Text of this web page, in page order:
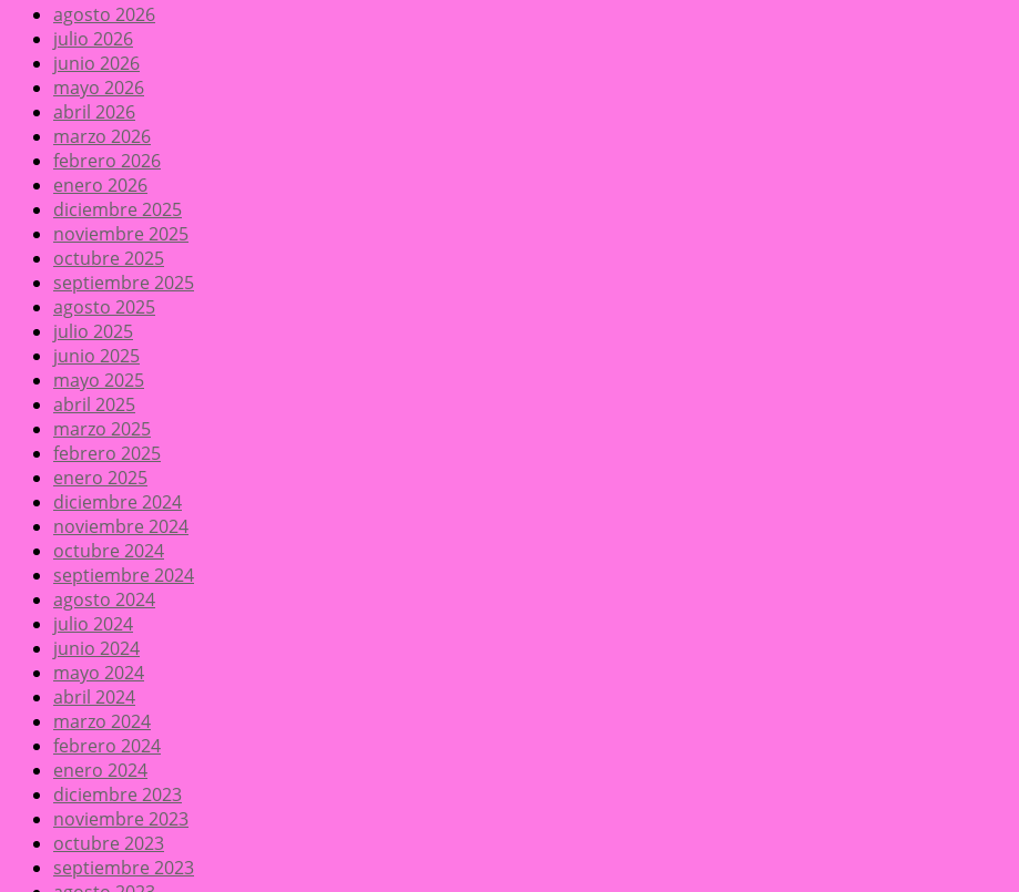
agosto 2026
julio 2026
junio 2026
mayo 2026
abril 2026
marzo 2026
febrero 2026
enero 2026
diciembre 2025
noviembre 2025
octubre 2025
septiembre 2025
agosto 2025
julio 2025
junio 2025
mayo 2025
abril 2025
marzo 2025
febrero 2025
enero 2025
diciembre 2024
noviembre 2024
octubre 2024
septiembre 2024
agosto 2024
julio 2024
junio 2024
mayo 2024
abril 2024
marzo 2024
febrero 2024
enero 2024
diciembre 2023
noviembre 2023
octubre 2023
septiembre 2023